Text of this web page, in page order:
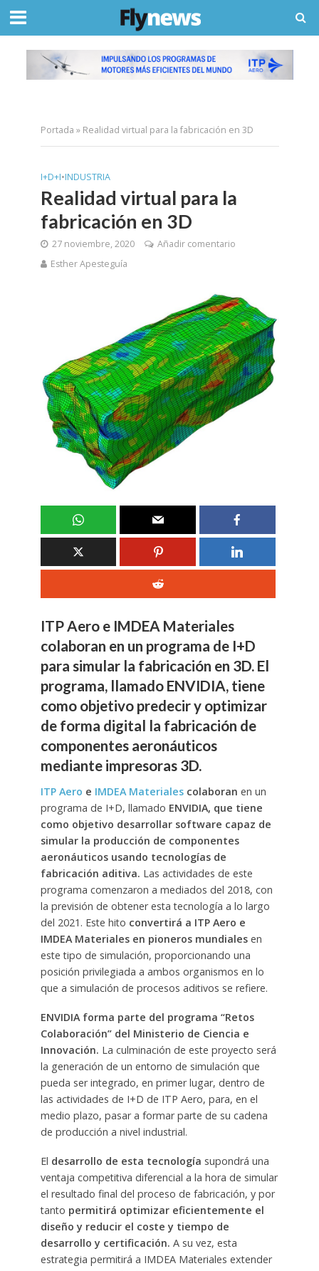
Portada » Realidad virtual para la fabricación en 3D
I+D+I•INDUSTRIA
Realidad virtual para la
fabricación en 3D
27 noviembre, 2020
Añadir comentario
Esther Apesteguía
ITP Aero e IMDEA Materiales
colaboran en un programa de I+D
para simular la fabricación en 3D. El
programa, llamado ENVIDIA, tiene
como objetivo predecir y optimizar
de forma digital la fabricación de
componentes aeronáuticos
mediante impresoras 3D.
ITP Aero e IMDEA Materialescolaboran en un
programa de I+D, llamado ENVIDIA, que tiene
como objetivo desarrollar software capaz de
simular la producción de componentes
aeronáuticos usando tecnologías de
fabricación aditiva. Las actividades de este
programa comenzaron a mediados del 2018, con
la previsión de obtener esta tecnología a lo largo
del 2021. Este hito convertirá a ITP Aero e
IMDEA Materiales en pioneros mundialesen
este tipo de simulación, proporcionando una
posición privilegiada a ambos organismos en lo
que a simulación de procesos aditivos se refiere.
ENVIDIA forma parte del programa “Retos
Colaboración” del Ministerio de Ciencia e
Innovación. La culminación de este proyecto será
la generación de un entorno de simulación que
pueda ser integrado, en primer lugar, dentro de
las actividades de I+D de ITP Aero, para, en el
medio plazo, pasar a formar parte de su cadena
de producción a nivel industrial.
El desarrollo de esta tecnología supondrá una
ventaja competitiva diferencial a la hora de simular
el resultado final del proceso de fabricación, y por
tanto permitirá optimizar eficientemente el
diseño y reducir el coste y tiempo de
desarrollo y certificación. A su vez, esta
estrategia permitirá a IMDEA Materiales extender